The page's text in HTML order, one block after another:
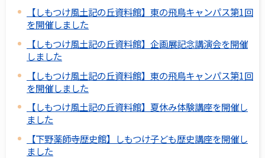
【しもつけ風土記の丘資料館】東の飛鳥キャンパス第1回
を開催しました
【しもつけ風土記の丘資料館】企画展記念講演会を開催
しました
【しもつけ風土記の丘資料館】東の飛鳥キャンパス第1回
を開催しました
【しもつけ風土記の丘資料館】夏休み体験講座を開催し
ました
【下野薬師寺歴史館】しもつけ子ども歴史講座を開催し
ました